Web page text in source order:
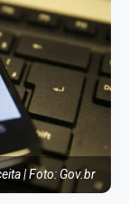
| Foto: Gov.br